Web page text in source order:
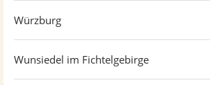
Würzburg
Wunsiedel im Fichtelgebirge